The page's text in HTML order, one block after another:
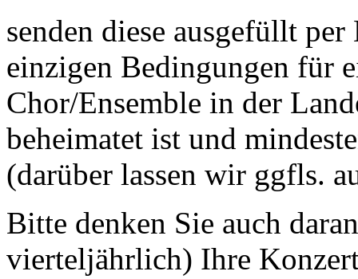
senden diese ausgefüllt
einzigen Bedingungen für
Chor/Ensemble in der
beheimatet ist und
(darüber lassen wir ggfls.
Bitte denken Sie auch
vierteljährlich) Ihre